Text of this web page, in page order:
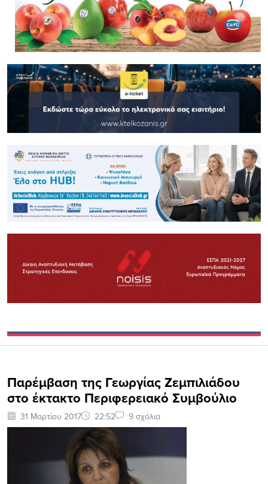
Παρέμβαση της Γεωργίας Ζεμπιλιάδου
στο έκτακτο Περιφερειακό Συμβούλιο
31 Μαρτίου 2017 22:52 9 σχόλια